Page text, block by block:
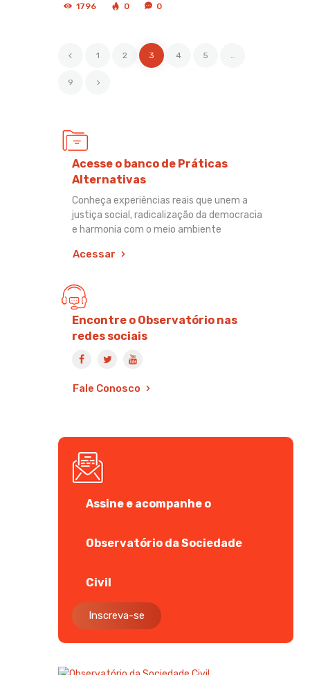
1796 0 0
1 2 3 4 5
9
Acesse o banco de Práticas
Alternativas
Conheça experiências reais que unem a
justiça social, radicalização da democracia
e harmonia com o meio ambiente
Acessar
Encontre o Observatório nas
redes sociais
Fale Conosco
Assine e acompanhe o
Observatório da Sociedade
Civil
Inscreva-se